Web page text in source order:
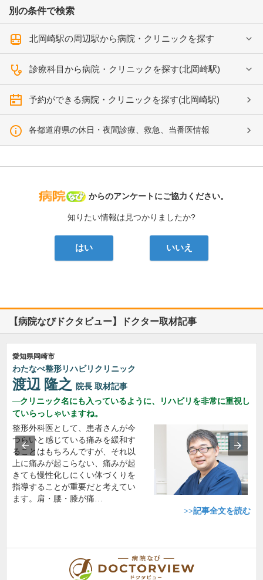
別の条件で検索
北岡崎駅の周辺駅から病院・クリニックを探す
診療科目から病院・クリニックを探す(北岡崎駅)
予約ができる病院・クリニックを探す(北岡崎駅)
各都道府県の休日・夜間診療、救急、当番医情報
病院なび
からのアンケートにご協力ください。
知りたい情報は見つかりましたか?
はい いいえ
【病院なびドクタビュー】ドクター取材記事
愛知県岡崎市
わたなべ整形リハビリクリニック
渡辺 隆之 院長 取材記事
クリニック名にも入っているように、リハビリを非常に重視し
ていらっしゃいますね。
整形外科医として、患者さんが今
つらいと感じている痛みを緩和す
ることはもちろんですが、それ以
上に痛みが起こらない、痛みが起
きても慢性化しにくい体づくりを
指導することが重要だと考えてい
ます。肩・腰・膝が痛…
>>記事全文を読む